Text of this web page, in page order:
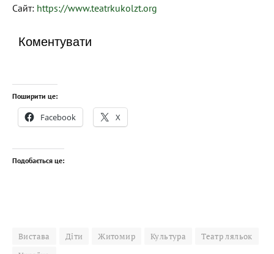
Сайт: https://www.teatrkukolzt.org
Коментувати
Поширити це:
Facebook X
Подобається це:
Вистава Діти Житомир Культура
Театр ляльок